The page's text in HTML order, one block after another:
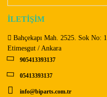
İLETİŞİM
Bahçekapı Mah. 2525. Sok No: 1
Etimesgut / Ankara
905413393137
05413393137
info@biparts.com.tr